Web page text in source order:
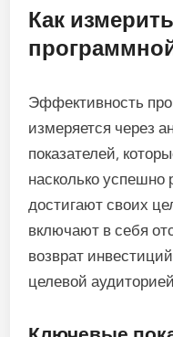
Как
Эффективность
измеряется через
показателей,
насколько
достигают своих
включают в себя
возврат
целевой